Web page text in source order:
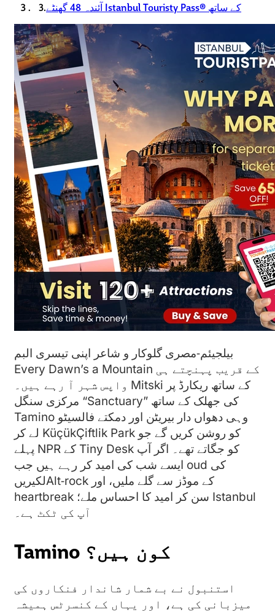
3.
آئندہ 48 گھنٹے Istanbul Touristy Pass® کے ساتھ
بیلجیئم‑مصری گلوکار و شاعر اپنی تیسری البم
Every Dawn’s a Mountain کے قریب پہنچتے ہی
واپس شہر آ رہے ہیں۔ Mitski کے ساتھ ریکارڈ پر
مرکزی سنگل “Sanctuary” کی جھلک کے ساتھ
Tamino وہی دھواں دار بیریٹن اور دمکتے فالسیٹو
لے کر KüçükÇiftlik Park کو روشن کریں گے جو
پہلے NPR کے Tiny Desk کو جگاتے تھے۔ اگر آپ
ایسے شب کی امید کر رہے ہیں جب oud کی
لکیریںAlt‑rock کے موڈز سے گلے ملیں، اور
heartbreak سن کر امید کا احساس ملے؛ Istanbul
آپ کی ٹکٹ ہے۔
Tamino کون ہیں؟
استنبول نے بے شمار شاندار فنکاروں کی
میزبانی کی ہے، اور یہاں کے کنسرٹس ہمیشہ